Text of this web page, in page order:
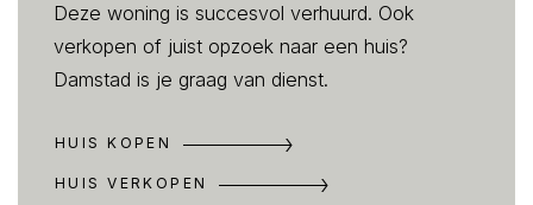
Deze woning is succesvol verhuurd. Ook
verkopen of juist opzoek naar een huis?
Damstad is je graag van dienst.
HUIS KOPEN
HUIS VERKOPEN